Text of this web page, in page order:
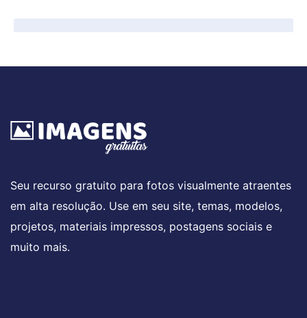
Seu recurso gratuito para fotos visualmente atraentes
em alta resolução. Use em seu site, temas, modelos,
projetos, materiais impressos, postagens sociais e
muito mais.